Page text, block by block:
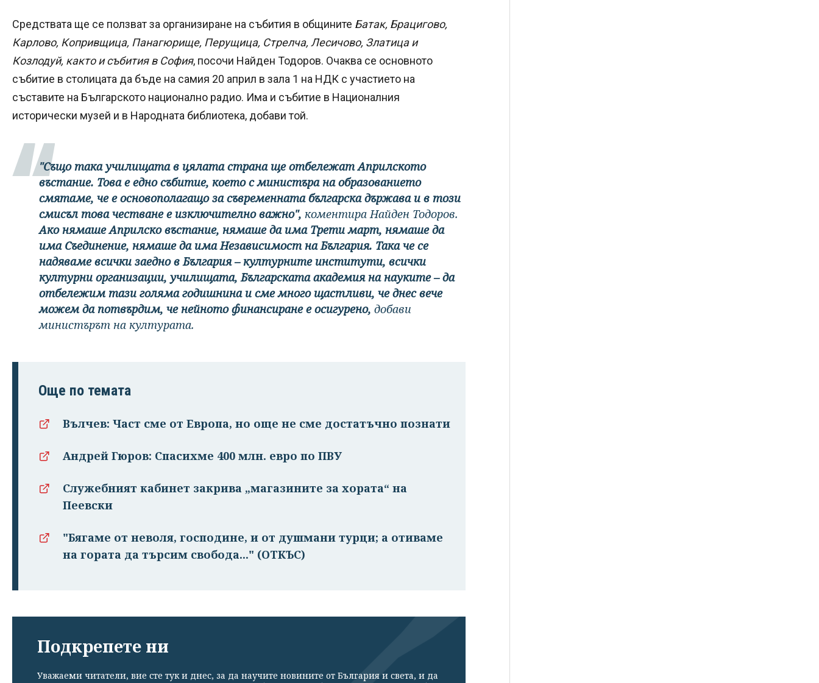
Средствата ще се ползват за организиране на събития в общините Батак, Брацигово,
Карлово, Копривщица, Панагюрище, Перущица, Стрелча, Лесичово, Златица и
Козлодуй, както и събития в София, посочи Найден Тодоров. Очаква се основното
събитие в столицата да бъде на самия 20 април в зала 1 на НДК с участието на
съставите на Българското национално радио. Има и събитие в Националния
исторически музей и в Народната библиотека, добави той.
"Също така училищата в цялата страна ще отбележат Априлското
въстание. Това е едно събитие, което с министъра на образованието
смятаме, че е основополагащо за съвременната българска държава и в този
смисъл това честване е изключително важно", коментира Найден Тодоров.
Ако нямаше Априлско въстание, нямаше да има Трети март, нямаше да
има Съединение, нямаше да има Независимост на България. Така че се
надяваме всички заедно в България – културните институти, всички
културни организации, училищата, Българската академия на науките – да
отбележим тази голяма годишнина и сме много щастливи, че днес вече
можем да потвърдим, че нейното финансиране е осигурено, добави
министърът на културата.
Още по темата
Вълчев: Част сме от Европа, но още не сме достатъчно познати
Андрей Гюров: Спасихме 400 млн. евро по ПВУ
Служебният кабинет закрива „магазините за хората“ на
Пеевски
"Бягаме от неволя, господине, и от душмани турци; а отиваме
на гората да търсим свобода..." (ОТКЪС)
Подкрепете ни
Уважаеми читатели, вие сте тук и днес, за да научите новините от България и света, и да